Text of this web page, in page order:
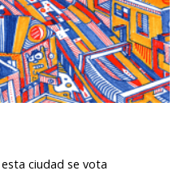
ciudad se vota